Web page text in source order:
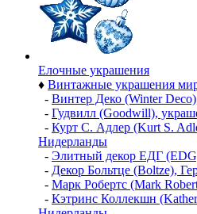
Елочные украшения
♦ Винтажные украшения
- Винтер Деко (Winter
- Гудвилл (Goodwill),
- Курт С. Адлер (Kurt S.
Нидерланды
- Элитный декор ЕДГ
- Декор Больтце (Boltze),
- Марк Робертс (Mark
- Кэтринс Коллекшн